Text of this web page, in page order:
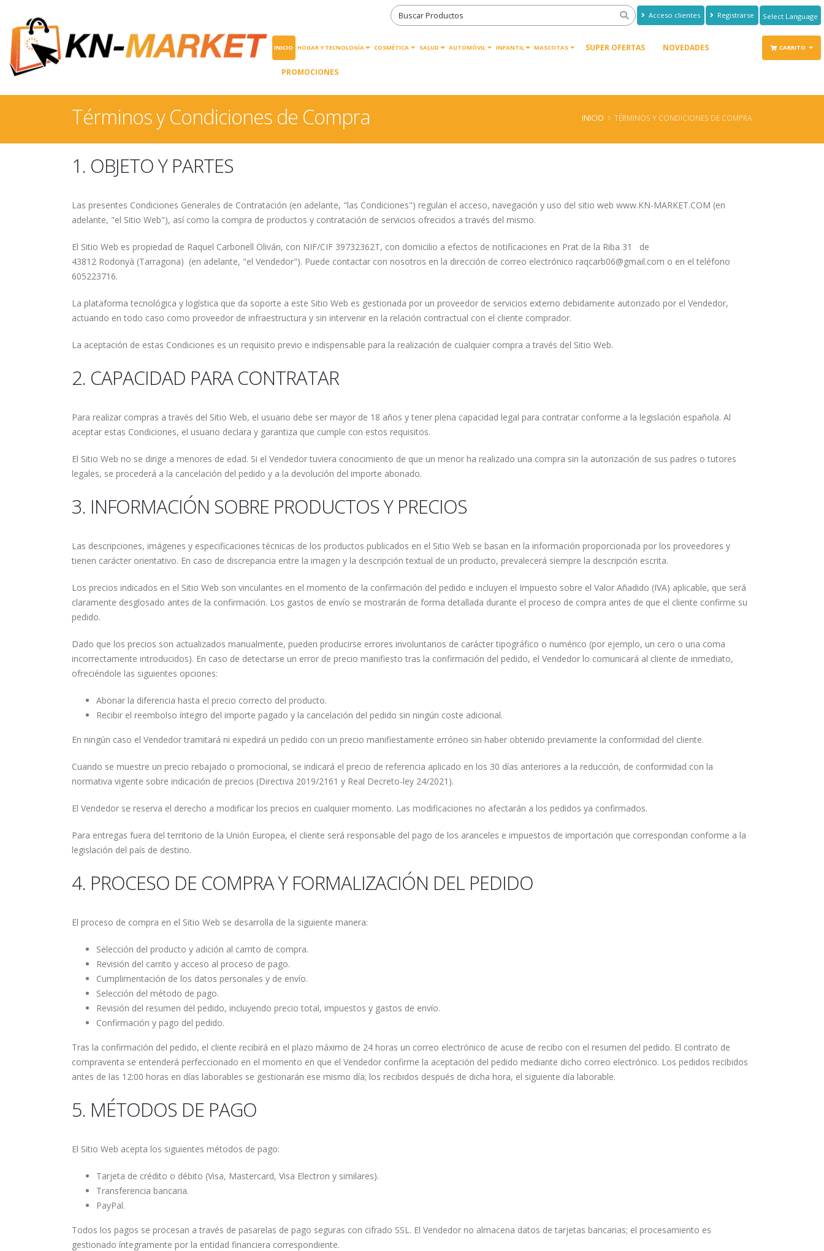
Acceso clientes Registrarse
Translate
INICIO HOGAR Y TECNOLOGÍA COSMÉTICA SALUD AUTOMÓVIL INFANTIL MASCOTAS SUPER OFERTAS NOVEDADES
PROMOCIONES
CARRITO
Términos y Condiciones de Compra INICIO TÉRMINOS Y CONDICIONES DE COMPRA
1. OBJETO Y PARTES
Las presentes Condiciones Generales de Contratación (en adelante, "las Condiciones") regulan el acceso, navegación y uso del sitio web www.KN-MARKET.COM (en
adelante, "el Sitio Web"), así como la compra de productos y contratación de servicios ofrecidos a través del mismo.
El Sitio Web es propiedad de Raquel Carbonell Oliván, con NIF/CIF 39732362T, con domicilio a efectos de notificaciones en Prat de la Riba 31 de
43812 Rodonyà (Tarragona) (en adelante, "el Vendedor"). Puede contactar con nosotros en la dirección de correo electrónico raqcarb06@gmail.com o en el teléfono
605223716.
La plataforma tecnológica y logística que da soporte a este Sitio Web es gestionada por un proveedor de servicios externo debidamente autorizado por el Vendedor,
actuando en todo caso como proveedor de infraestructura y sin intervenir en la relación contractual con el cliente comprador.
La aceptación de estas Condiciones es un requisito previo e indispensable para la realización de cualquier compra a través del Sitio Web.
2. CAPACIDAD PARA CONTRATAR
Para realizar compras a través del Sitio Web, el usuario debe ser mayor de 18 años y tener plena capacidad legal para contratar conforme a la legislación española. Al
aceptar estas Condiciones, el usuario declara y garantiza que cumple con estos requisitos.
El Sitio Web no se dirige a menores de edad. Si el Vendedor tuviera conocimiento de que un menor ha realizado una compra sin la autorización de sus padres o tutores
legales, se procederá a la cancelación del pedido y a la devolución del importe abonado.
3. INFORMACIÓN SOBRE PRODUCTOS Y PRECIOS
Las descripciones, imágenes y especificaciones técnicas de los productos publicados en el Sitio Web se basan en la información proporcionada por los proveedores y
tienen carácter orientativo. En caso de discrepancia entre la imagen y la descripción textual de un producto, prevalecerá siempre la descripción escrita.
Los precios indicados en el Sitio Web son vinculantes en el momento de la confirmación del pedido e incluyen el Impuesto sobre el Valor Añadido (IVA) aplicable, que será
claramente desglosado antes de la confirmación. Los gastos de envío se mostrarán de forma detallada durante el proceso de compra antes de que el cliente confirme su
pedido.
Dado que los precios son actualizados manualmente, pueden producirse errores involuntarios de carácter tipográfico o numérico (por ejemplo, un cero o una coma
incorrectamente introducidos). En caso de detectarse un error de precio manifiesto tras la confirmación del pedido, el Vendedor lo comunicará al cliente de inmediato,
ofreciéndole las siguientes opciones:
Abonar la diferencia hasta el precio correcto del producto.
Recibir el reembolso íntegro del importe pagado y la cancelación del pedido sin ningún coste adicional.
En ningún caso el Vendedor tramitará ni expedirá un pedido con un precio manifiestamente erróneo sin haber obtenido previamente la conformidad del cliente.
Cuando se muestre un precio rebajado o promocional, se indicará el precio de referencia aplicado en los 30 días anteriores a la reducción, de conformidad con la
normativa vigente sobre indicación de precios (Directiva 2019/2161 y Real Decreto-ley 24/2021).
El Vendedor se reserva el derecho a modificar los precios en cualquier momento. Las modificaciones no afectarán a los pedidos ya confirmados.
Para entregas fuera del territorio de la Unión Europea, el cliente será responsable del pago de los aranceles e impuestos de importación que correspondan conforme a la
legislación del país de destino.
4. PROCESO DE COMPRA Y FORMALIZACIÓN DEL PEDIDO
El proceso de compra en el Sitio Web se desarrolla de la siguiente manera:
Selección del producto y adición al carrito de compra.
Revisión del carrito y acceso al proceso de pago.
Cumplimentación de los datos personales y de envío.
Selección del método de pago.
Revisión del resumen del pedido, incluyendo precio total, impuestos y gastos de envío.
Confirmación y pago del pedido.
Tras la confirmación del pedido, el cliente recibirá en el plazo máximo de 24 horas un correo electrónico de acuse de recibo con el resumen del pedido. El contrato de
compraventa se entenderá perfeccionado en el momento en que el Vendedor confirme la aceptación del pedido mediante dicho correo electrónico. Los pedidos recibidos
antes de las 12:00 horas en días laborables se gestionarán ese mismo día; los recibidos después de dicha hora, el siguiente día laborable.
5. MÉTODOS DE PAGO
El Sitio Web acepta los siguientes métodos de pago:
Tarjeta de crédito o débito (Visa, Mastercard, Visa Electron y similares).
Transferencia bancaria.
PayPal.
Todos los pagos se procesan a través de pasarelas de pago seguras con cifrado SSL. El Vendedor no almacena datos de tarjetas bancarias; el procesamiento es
gestionado íntegramente por la entidad financiera correspondiente.